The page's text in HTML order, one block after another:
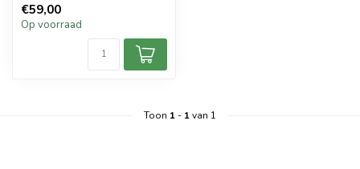
€59,00
Op voorraad
Toon 1- 1van 1